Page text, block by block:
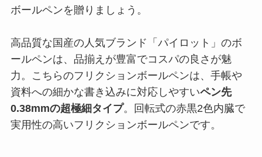
ボールペンを贈りましょう。
高品質な国産の人気ブランド「パイロット」のボ
ールペンは、品揃えが豊富でコスパの良さが魅
力。こちらのフリクションボールペンは、手帳や
資料への細かな書き込みに対応しやすいペン先
0.38mmの超極細タイプ。回転式の赤黒2色内臓で
実用性の高いフリクションボールペンです。